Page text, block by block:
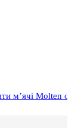
мʼячі Molten